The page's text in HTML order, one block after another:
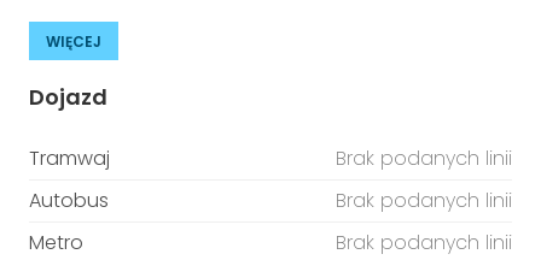
WIĘCEJ
Dojazd
Tramwaj
Brak podanych linii
Autobus
Brak podanych linii
Metro
Brak podanych linii